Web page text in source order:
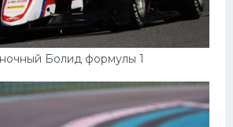
Болид формулы 1